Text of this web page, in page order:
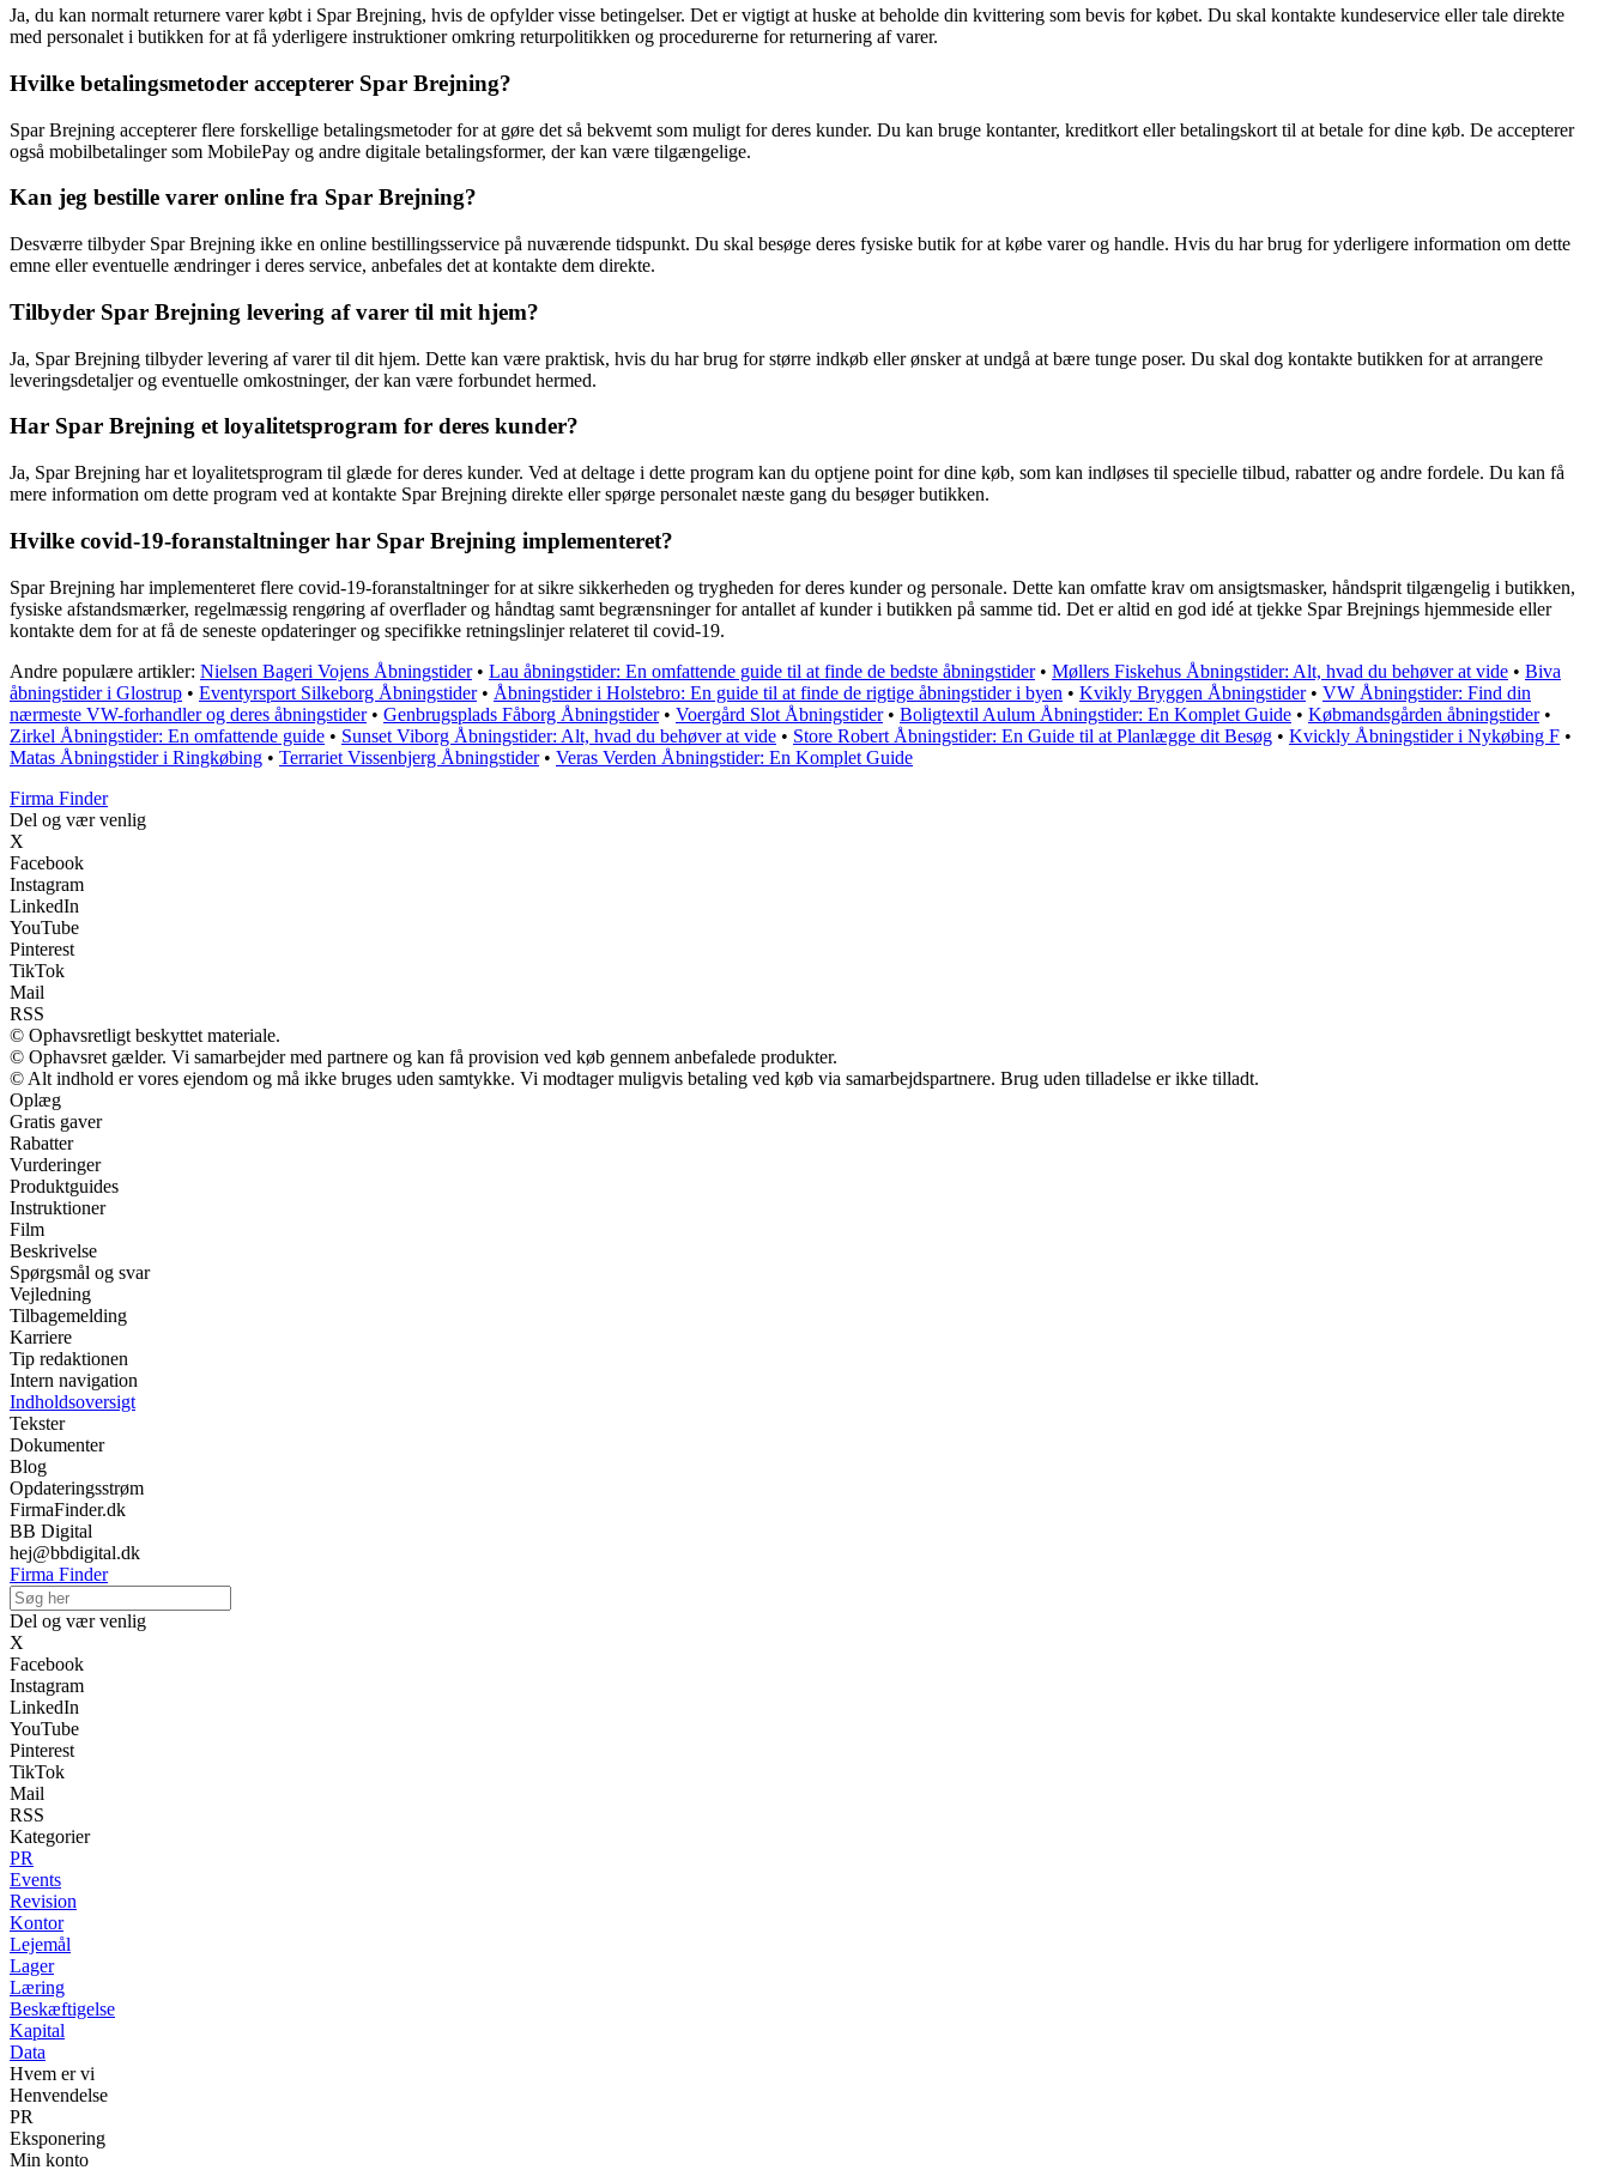
Ja, du kan normalt returnere varer købt i Spar Brejning, hvis de opfylder visse betingelser. Det er vigtigt at huske at beholde din kvittering som bevis for købet. Du skal kontakte kundeservice eller tale direkte
med personalet i butikken for at få yderligere instruktioner omkring returpolitikken og procedurerne for returnering af varer.
Hvilke betalingsmetoder accepterer Spar Brejning?
Spar Brejning accepterer flere forskellige betalingsmetoder for at gøre det så bekvemt som muligt for deres kunder. Du kan bruge kontanter, kreditkort eller betalingskort til at betale for dine køb. De accepterer
også mobilbetalinger som MobilePay og andre digitale betalingsformer, der kan være tilgængelige.
Kan jeg bestille varer online fra Spar Brejning?
Desværre tilbyder Spar Brejning ikke en online bestillingsservice på nuværende tidspunkt. Du skal besøge deres fysiske butik for at købe varer og handle. Hvis du har brug for yderligere information om dette
emne eller eventuelle ændringer i deres service, anbefales det at kontakte dem direkte.
Tilbyder Spar Brejning levering af varer til mit hjem?
Ja, Spar Brejning tilbyder levering af varer til dit hjem. Dette kan være praktisk, hvis du har brug for større indkøb eller ønsker at undgå at bære tunge poser. Du skal dog kontakte butikken for at arrangere
leveringsdetaljer og eventuelle omkostninger, der kan være forbundet hermed.
Har Spar Brejning et loyalitetsprogram for deres kunder?
Ja, Spar Brejning har et loyalitetsprogram til glæde for deres kunder. Ved at deltage i dette program kan du optjene point for dine køb, som kan indløses til specielle tilbud, rabatter og andre fordele. Du kan få
mere information om dette program ved at kontakte Spar Brejning direkte eller spørge personalet næste gang du besøger butikken.
Hvilke covid-19-foranstaltninger har Spar Brejning implementeret?
Spar Brejning har implementeret flere covid-19-foranstaltninger for at sikre sikkerheden og trygheden for deres kunder og personale. Dette kan omfatte krav om ansigtsmasker, håndsprit tilgængelig i butikken,
fysiske afstandsmærker, regelmæssig rengøring af overflader og håndtag samt begrænsninger for antallet af kunder i butikken på samme tid. Det er altid en god idé at tjekke Spar Brejnings hjemmeside eller
kontakte dem for at få de seneste opdateringer og specifikke retningslinjer relateret til covid-19.
Andre populære artikler: Nielsen Bageri Vojens Åbningstider• Lau åbningstider: En omfattende guide til at finde de bedste åbningstider• Møllers Fiskehus Åbningstider: Alt, hvad du behøver at vide • Biva
åbningstider i Glostrup • Eventyrsport Silkeborg Åbningstider• Åbningstider i Holstebro: En guide til at finde de rigtige åbningstider i byen • Kvikly Bryggen Åbningstider• VW Åbningstider: Find din
nærmeste VW-forhandler og deres åbningstider• Genbrugsplads Fåborg Åbningstider• Voergård Slot Åbningstider• Boligtextil Aulum Åbningstider: En Komplet Guide • Købmandsgården åbningstider•
Zirkel Åbningstider: En omfattende guide • Sunset Viborg Åbningstider: Alt, hvad du behøver at vide • Store Robert Åbningstider: En Guide til at Planlægge dit Besøg • Kvickly Åbningstider i Nykøbing F •
Matas Åbningstider i Ringkøbing • Terrariet Vissenbjerg Åbningstider• Veras Verden Åbningstider: En Komplet Guide
Firma Finder
Del og vær venlig
X
Facebook
Instagram
LinkedIn
YouTube
Pinterest
TikTok
Mail
RSS
© Ophavsretligt beskyttet materiale.
© Ophavsret gælder. Vi samarbejder med partnere og kan få provision ved køb gennem anbefalede produkter.
© Alt indhold er vores ejendom og må ikke bruges uden samtykke. Vi modtager muligvis betaling ved køb via samarbejdspartnere. Brug uden tilladelse er ikke tilladt.
Oplæg
Gratis gaver
Rabatter
Vurderinger
Produktguides
Instruktioner
Film
Beskrivelse
Spørgsmål og svar
Vejledning
Tilbagemelding
Karriere
Tip redaktionen
Intern navigation
Indholdsoversigt
Tekster
Dokumenter
Blog
Opdateringsstrøm
FirmaFinder.dk
BB Digital
hej@bbdigital.dk
Firma Finder
Del og vær venlig
X
Facebook
Instagram
LinkedIn
YouTube
Pinterest
TikTok
Mail
RSS
Kategorier
PR
Events
Revision
Kontor
Lejemål
Lager
Læring
Beskæftigelse
Kapital
Data
Hvem er vi
Henvendelse
PR
Eksponering
Min konto